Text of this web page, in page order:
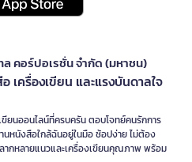
ล คอร์ปอเรชั่น จำกัด (มหาชน)
เครื่องเขียน และแรงบันดาลใจ
ยนออนไลน์ที่ครบครัน ตอบโจทย์คนรักการ
นหนังสือใกล้ฉันอยู่ในมือ ช้อปง่าย ไม่ต้อง
ากหลายแนวและเครื่องเขียนคุณภาพ พร้อม